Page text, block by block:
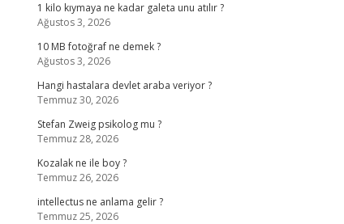
1 kilo kıymaya ne kadar galeta unu atılır ?
Ağustos 3, 2026
10 MB fotoğraf ne demek ?
Ağustos 3, 2026
Hangi hastalara devlet araba veriyor ?
Temmuz 30, 2026
Stefan Zweig psikolog mu ?
Temmuz 28, 2026
Kozalak ne ile boy ?
Temmuz 26, 2026
intellectus ne anlama gelir ?
Temmuz 25, 2026